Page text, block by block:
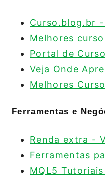
Curso.blog.br
Melhores
Portal de
Veja Onde
Melhores
Ferramentas e
Renda extra -
Ferramentas
MQL5